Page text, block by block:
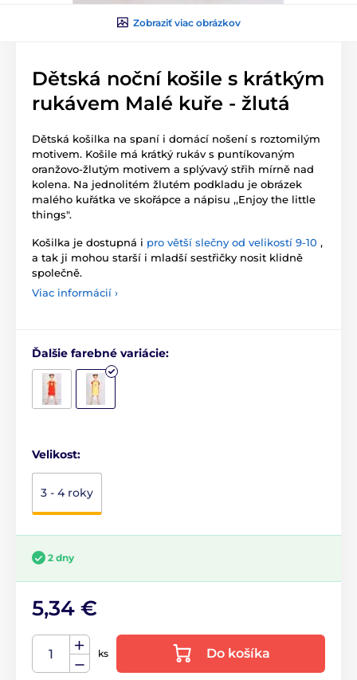
Zobraziť viac obrázkov
Dětská noční košile s krátkým
rukávem Malé kuře - žlutá
Dětská košilka na spaní i domácí nošení s roztomilým
motivem. Košile má krátký rukáv s puntíkovaným
oranžovo-žlutým motivem a splývavý střih mírně nad
kolena. Na jednolitém žlutém podkladu je obrázek
malého kuřátka ve skořápce a nápisu ,,Enjoy the little
things".
Košilka je dostupná i pro větší slečny od velikostí 9-10 ,
a tak ji mohou starší i mladší sestřičky nosit klidně
společně.
Viac informácií ›
Ďalšie farebné variácie:
Velikost:
3 - 4 roky
2 dny
5,34 €
ks Do košíka